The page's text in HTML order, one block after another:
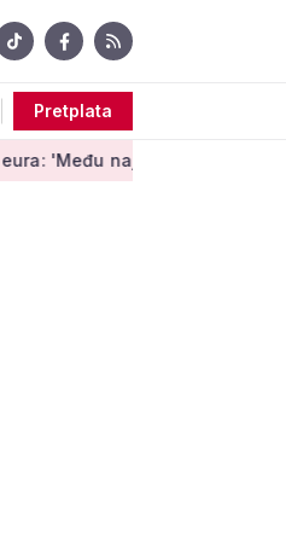
Pretplata
najopipljivijim su izrazima